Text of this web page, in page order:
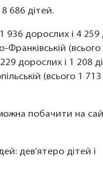
686 дітей.
936 дорослих і 4 259
Франківській
дорослих і 1 208
(всього 1 713
побачити на
дев’ятеро дітей і